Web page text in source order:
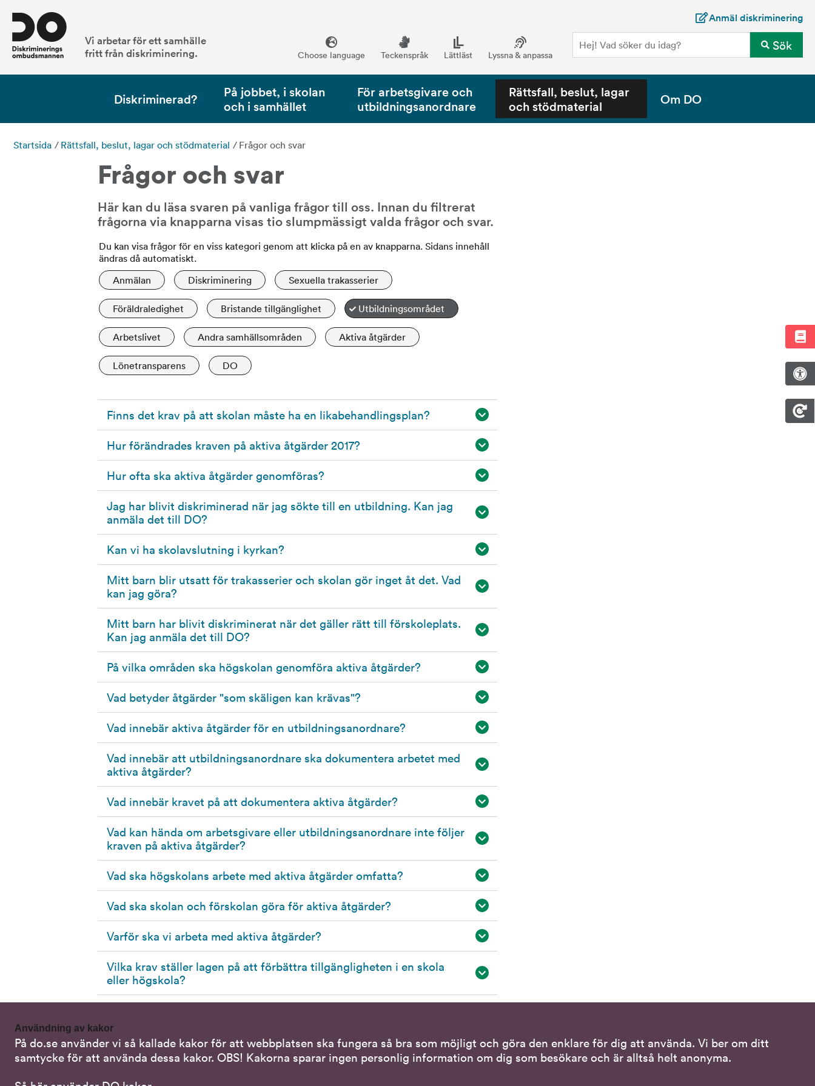
Användning av kakor
På do.se använder vi så kallade kakor för att webbplatsen ska fungera så bra som möjligt och göra den enklare för dig att använda. Vi ber om ditt
samtycke för att använda dessa kakor. OBS! Kakorna sparar ingen personlig information om dig som besökare och är alltså helt anonyma.
Vi arbetar för ett samhälle
fritt från diskriminering.
Anmäl diskriminering
Choose language Teckenspråk Lättläst Lyssna & anpassa
Sök
Diskriminerad?
På jobbet, i skolan
och i samhället
För arbetsgivare och
utbildningsanordnare
Rättsfall, beslut, lagar
och stödmaterial
Om DO
Startsida / Rättsfall, beslut, lagar och stödmaterial / Frågor och svar
Frågor och svar
Här kan du läsa svaren på vanliga frågor till oss. Innan du filtrerat
frågorna via knapparna visas tio slumpmässigt valda frågor och svar.
Du kan visa frågor för en viss kategori genom att klicka på en av knapparna. Sidans innehåll
ändras då automatiskt.
Anmälan
Diskriminering Sexuella trakasserier
Föräldraledighet Bristande tillgänglighet Utbildningsområdet
Arbetslivet Andra samhällsområden Aktiva åtgärder
Lönetransparens DO
Finns det krav på att skolan måste ha en likabehandlingsplan?
Hur förändrades kraven på aktiva åtgärder 2017?
Hur ofta ska aktiva åtgärder genomföras?
Jag har blivit diskriminerad när jag sökte till en utbildning. Kan jag
anmäla det till DO?
Kan vi ha skolavslutning i kyrkan?
Mitt barn blir utsatt för trakasserier och skolan gör inget åt det. Vad
kan jag göra?
Mitt barn har blivit diskriminerat när det gäller rätt till förskoleplats.
Kan jag anmäla det till DO?
På vilka områden ska högskolan genomföra aktiva åtgärder?
Vad betyder åtgärder "som skäligen kan krävas"?
Vad innebär aktiva åtgärder för en utbildningsanordnare?
Vad innebär att utbildningsanordnare ska dokumentera arbetet med
aktiva åtgärder?
Vad innebär kravet på att dokumentera aktiva åtgärder?
Vad kan hända om arbetsgivare eller utbildningsanordnare inte följer
kraven på aktiva åtgärder?
Vad ska högskolans arbete med aktiva åtgärder omfatta?
Vad ska skolan och förskolan göra för aktiva åtgärder?
Varför ska vi arbeta med aktiva åtgärder?
Vilka krav ställer lagen på att förbättra tillgängligheten i en skola
eller högskola?
Kontakta oss Alternativa kontaktsätt Genvägar Följ oss